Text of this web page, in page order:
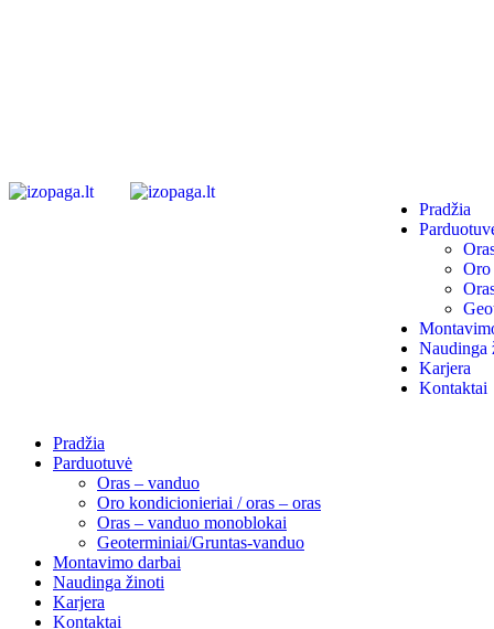
Pradžia
Oro
Naudinga
Karjera
Kontaktai
Pradžia
Parduotuvė
Oras – vanduo
Oro kondicionieriai / oras – oras
Oras – vanduo monoblokai
Geoterminiai/Gruntas-vanduo
Montavimo darbai
Naudinga žinoti
Karjera
Kontaktai